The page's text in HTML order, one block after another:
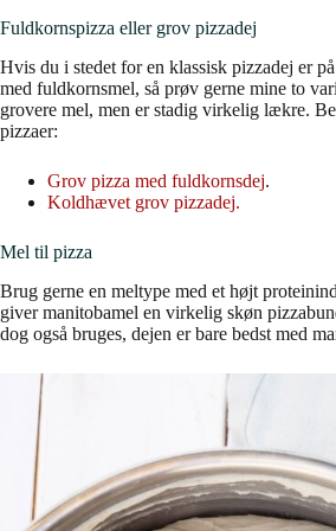
Fuldkornspizza eller grov pizzadej
Hvis du i stedet for en klassisk pizzadej er
med fuldkornsmel, så prøv gerne mine to
grovere mel, men er stadig virkelig lækre.
pizzaer:
Grov pizza med fuldkornsdej.
Koldhævet grov pizzadej.
Mel til pizza
Brug gerne en meltype med et højt
giver manitobamel en virkelig skøn
dog også bruges, dejen er bare bedst med